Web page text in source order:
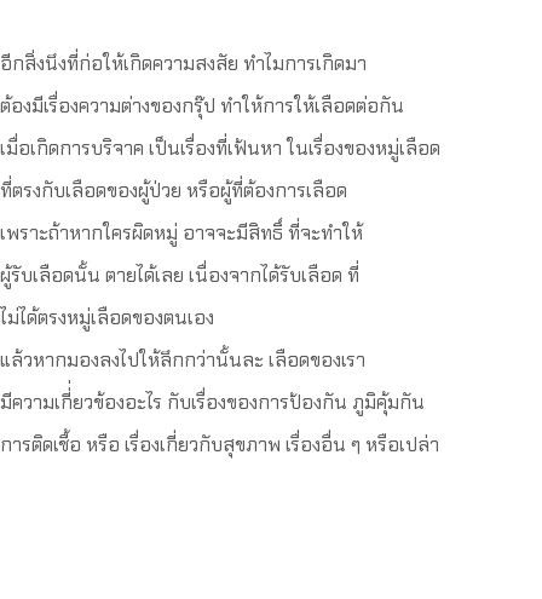
อีกสิ่งนึงที่ก่อให้เกิดความสงสัย ทำไมการเกิดมา
ต้องมีเรื่องความต่างของกรุ๊ป ทำให้การให้เลือดต่อกัน
เมื่อเกิดการบริจาค เป็นเรื่องที่เฟ้นหา ในเรื่องของหมู่เลือด
ที่ตรงกับเลือดของผู้ป่วย หรือผู้ที่ต้องการเลือด
เพราะถ้าหากใครผิดหมู่ อาจจะมีสิทธิ์ ที่จะทำให้
ผู้รับเลือดนั้น ตายได้เลย เนื่องจากได้รับเลือด ที่
ไม่ได้ตรงหมู่เลือดของตนเอง
แล้วหากมองลงไปให้ลึกกว่านั้นละ เลือดของเรา
มีความเกี่่ยวข้องอะไร กับเรื่องของการป้องกัน ภูมิคุ้มกัน
การติดเชื้อ หรือ เรื่องเกี่ยวกับสุขภาพ เรื่องอื่น ๆ หรือเปล่า